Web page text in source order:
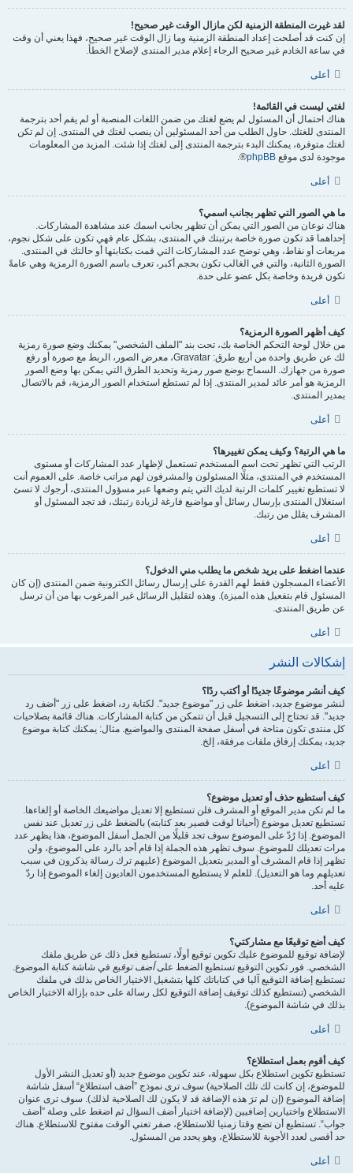
لقد غيرت المنطقة الزمنية لكن مازال الوقت غير صحيح!
إن كنت قد أصلحت إعداد المنطقة الزمنية وما زال الوقت غير صحيح، فهذا يعني أن وقت
في ساعة الخادم غير صحيح الرجاء إعلام مدير المنتدى لإصلاح الخطأ.
أعلى
لغتي ليست في القائمة!
هناك احتمال أن المسئول لم يضع لغتك من ضمن اللغات المنصبة أو لم يقم أحد بترجمة
المنتدى للغتك. حاول الطلب من أحد المسئولين أن ينصب لغتك في المنتدى. إن لم تكن
لغتك متوفرة، يمكنك البدء بترجمة المنتدى إلى لغتك إذا شئت. المزيد من المعلومات
موجودة لدى موقع phpBB
®.
أعلى
ما هي الصور التي تظهر بجانب اسمي؟
هناك نوعان من الصور التي يمكن أن تظهر بجانب اسمك عند مشاهدة المشاركات.
إحداهما قد تكون صورة خاصة برتبتك في المنتدى، بشكل عام فهي تكون على شكل نجوم،
مربعات أو نقاط، وهي توضح عدد المشاركات التي قمت بكتابتها أو حالتك في المنتدى.
الصورة الثانية، والتي في الغالب تكون بحجم أكبر، تعرف باسم الصورة الرمزية وهي عامةً
تكون فريدة وخاصة بكل عضو على حدة.
أعلى
كيف أظهر الصورة الرمزية؟
من خلال لوحة التحكم الخاصة بك، تحت بند "الملف الشخصي" يمكنك وضع صورة رمزية
لك عن طريق واحدة من أربع طرق: Gravatar، معرض الصور، الربط مع صورة أو رفع
صورة من جهازك. السماح بوضع صور رمزية وتحديد الطرق التي يمكن بها وضع الصور
الرمزية هو أمر عائد لمدير المنتدى. إذا لم تستطع استخدام الصور الرمزية، قم بالاتصال
بمدير المنتدى.
أعلى
ما هي الرتبة؟ وكيف يمكن تغييرها؟
الرتب التي تظهر تحت اسم المستخدم تستعمل لإظهار عدد المشاركات أو مستوى
المستخدم في المنتدى، مثلًا المسئولون والمشرفون لهم مراتب خاصة. على العموم أنت
لا تستطيع تغيير كلمات الرتبة لديك التي يتم وضعها عبر مسؤول المنتدى، أرجوك لا تسئ
استغلال المنتدى بإرسال رسائل أو مواضيع فارغة لزيادة رتبتك، قد تجد المسئول أو
المشرف يقلل من رتبك.
أعلى
عندما اضغط على بريد شخص ما يطلب مني الدخول؟
الأعضاء المسجلون فقط لهم القدرة على إرسال رسائل الكترونية ضمن المنتدى (إن كان
المسئول قام بتفعيل هذه الميزة). وهذه لتقليل الرسائل غير المرغوب بها من أن ترسل
عن طريق المنتدى.
أعلى
إشكالات النشر
كيف أنشر موضوعًا جديدًا أو أكتب ردًا؟
لنشر موضوع جديد، اضغط على زر "موضوع جديد". لكتابة رد، اضغط على زر "أضف رد
جديد". قد تحتاج إلى التسجيل قبل أن تتمكن من كتابة المشاركات. هناك قائمة بصلاحيات
كل منتدى تكون متاحة في أسفل صفحة المنتدى والمواضيع. مثال: يمكنك كتابة موضوع
جديد، يمكنك إرفاق ملفات مرفقة، إلخ.
أعلى
كيف أستطيع حذف أو تعديل موضوع؟
ما لم تكن مدير الموقع أو المشرف فلن تستطيع إلا تعديل مواضيعك الخاصة أو إلغاءها.
تستطيع تعديل موضوع (أحيانا لوقت قصير بعد كتابته) بالضغط على زر تعديل عند نفس
الموضوع. إذا رُدّ على الموضوع سوف تجد قليلًا من الجمل أسفل الموضوع، هذا يظهر عدد
مرات تعديلك للموضوع. سوف تظهر هذه الجملة إذا قام أحد بالرد على الموضوع، ولن
تظهر إذا قام المشرف أو المدير بتعديل الموضوع (عليهم ترك رسالة يذكرون في سبب
تعديلهم وما هو التعديل). للعلم لا يستطيع المستخدمون العاديون إلغاء الموضوع إذا ردّ
عليه أحد.
أعلى
كيف أضع توقيعًا مع مشاركتي؟
لإضافة توقيع للموضوع عليك تكوين توقيع أولًا، تستطيع فعل ذلك عن طريق ملفك
الشخصي. فور تكوين التوقيع تستطيع الضغط علىأضف توقيع في شاشة كتابة الموضوع.
تستطيع إضافة التوقيع آليا في كتاباتك كلها بتشغيل الاختيار الخاص بذلك في ملفك
الشخصي (تستطيع كذلك توقيف إضافة التوقيع لكل رسالة على حده بإزالة الاختيار الخاص
بذلك في شاشة الموضوع).
أعلى
كيف أقوم بعمل استطلاع؟
تستطيع تكوين استطلاع بكل سهولة، عند تكوين موضوع جديد (أو تعديل النشر الأول
للموضوع، إن كانت لك تلك الصلاحية) سوف ترى نموذج ”أضف استطلاع“ أسفل شاشة
إضافة الموضوع (إن لم ترَ هذه الإضافة قد لا يكون لك الصلاحية لذلك). سوف ترى عنوان
الاستطلاع واختيارين إضافيين (لإضافة اختيار أضف السؤال ثم اضغط على وصلة ”أضف
جواب“. تستطيع أن تضع وقتا زمنيا للاستطلاع، صفر تعني الوقت مفتوح للاستطلاع. هناك
حد أقصى لعدد الأجوبة للاستطلاع، وهو يحدد من المسئول.
أعلى